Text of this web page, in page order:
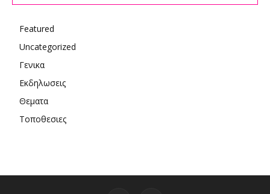
Featured
Uncategorized
Γενικα
Εκδηλωσεις
Θεματα
Τοποθεσιες